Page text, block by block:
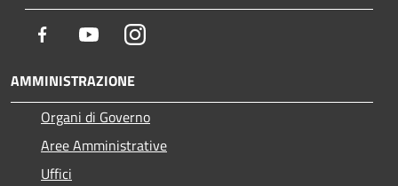
Facebook YoutubeInstagram
AMMINISTRAZIONE
Organi di Governo
Aree Amministrative
Uffici